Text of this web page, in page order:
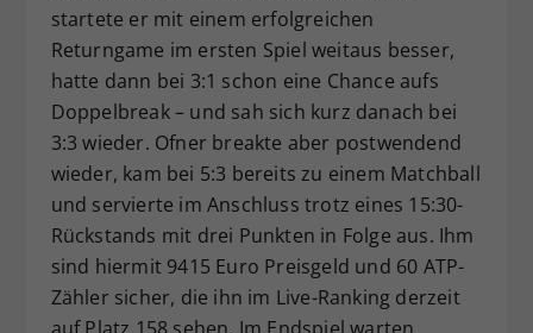
startete er mit einem erfolgreichen
Returngame im ersten Spiel weitaus besser,
hatte dann bei 3:1 schon eine Chance aufs
Doppelbreak – und sah sich kurz danach bei
3:3 wieder. Ofner breakte aber postwendend
wieder, kam bei 5:3 bereits zu einem Matchball
und servierte im Anschluss trotz eines 15:30-
Rückstands mit drei Punkten in Folge aus. Ihm
sind hiermit 9415 Euro Preisgeld und 60 ATP-
Zähler sicher, die ihn im Live-Ranking derzeit